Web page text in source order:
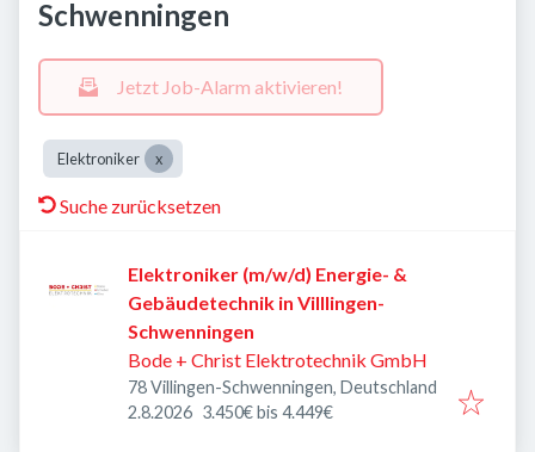
Schwenningen
Jetzt Job-Alarm aktivieren!
Elektroniker
Suche zurücksetzen
Elektroniker (m/w/d) Energie- &
Gebäudetechnik in Villlingen-
Schwenningen
Bode + Christ Elektrotechnik GmbH
78 Villingen-Schwenningen, Deutschland
Veröffentlicht:
2.8.2026 3.450€ bis 4.449€